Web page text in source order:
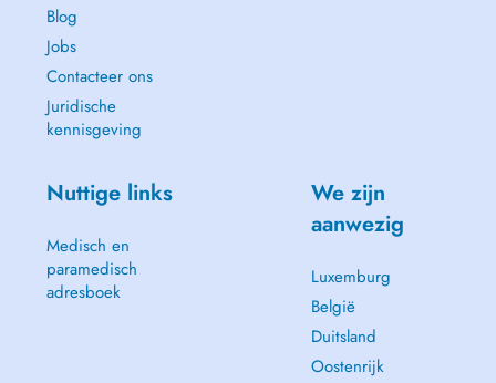
Blog
Jobs
Contacteer ons
Juridische
kennisgeving
Nuttige links
Medisch en
paramedisch
adresboek
We zijn
aanwezig
Luxemburg
België
Duitsland
Oostenrijk